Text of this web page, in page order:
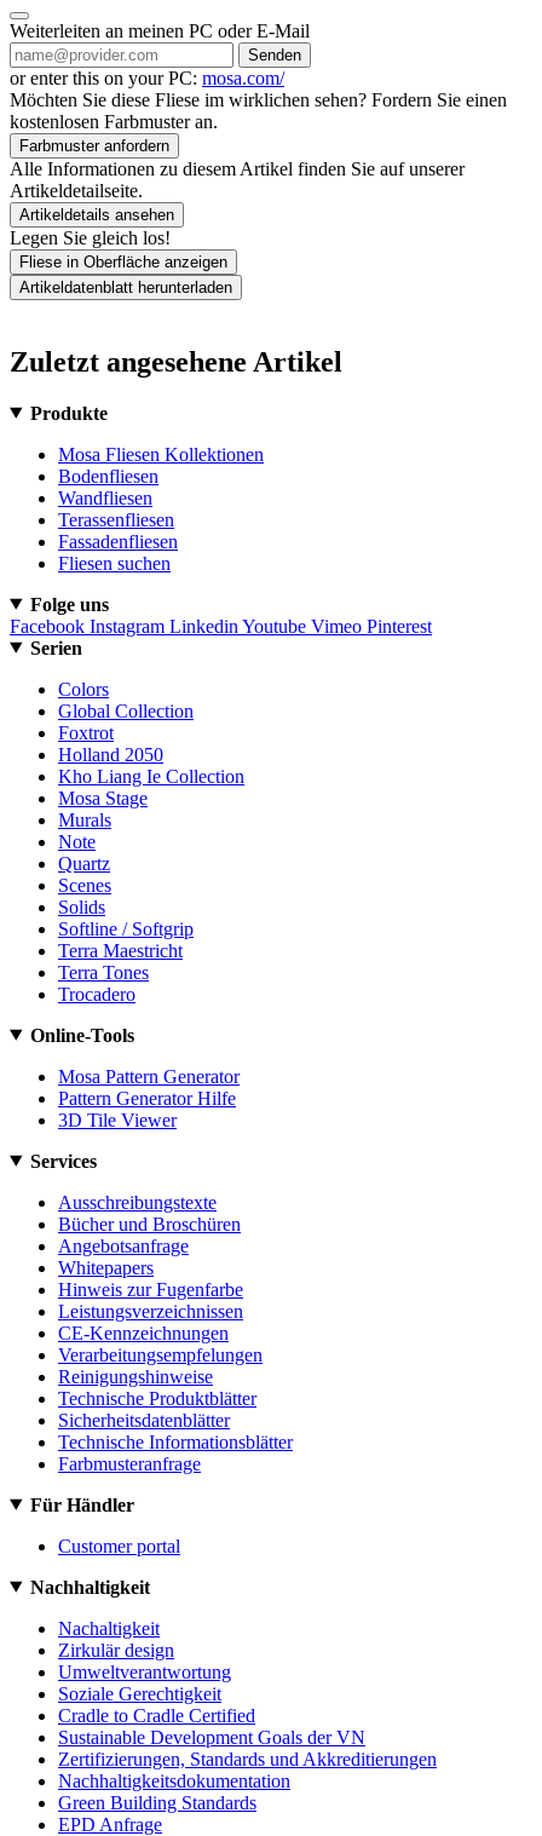
Weiterleiten an meinen PC oder E-Mail
Senden
or enter this on your PC: mosa.com/
Möchten Sie diese Fliese im wirklichen sehen? Fordern Sie einen
kostenlosen Farbmuster an.
Farbmuster anfordern
Alle Informationen zu diesem Artikel finden Sie auf unserer
Artikeldetailseite.
Artikeldetails ansehen
Legen Sie gleich los!
Fliese in Oberfläche anzeigen
Artikeldatenblatt herunterladen
Zuletzt angesehene Artikel
Produkte
Mosa Fliesen Kollektionen
Bodenfliesen
Wandfliesen
Terassenfliesen
Fassadenfliesen
Fliesen suchen
Folge uns
Facebook Instagram Linkedin Youtube Vimeo Pinterest
Serien
Colors
Global Collection
Foxtrot
Holland 2050
Kho Liang Ie Collection
Mosa Stage
Murals
Note
Quartz
Scenes
Solids
Softline / Softgrip
Terra Maestricht
Terra Tones
Trocadero
Online-Tools
Mosa Pattern Generator
Pattern Generator Hilfe
3D Tile Viewer
Services
Ausschreibungstexte
Bücher und Broschüren
Angebotsanfrage
Whitepapers
Hinweis zur Fugenfarbe
Leistungsverzeichnissen
CE-Kennzeichnungen
Verarbeitungsempfelungen
Reinigungshinweise
Technische Produktblätter
Sicherheitsdatenblätter
Technische Informationsblätter
Farbmusteranfrage
Für Händler
Customer portal
Nachhaltigkeit
Nachaltigkeit
Zirkulär design
Umweltverantwortung
Soziale Gerechtigkeit
Cradle to Cradle Certified
Sustainable Development Goals der VN
Zertifizierungen, Standards und Akkreditierungen
Nachhaltigkeitsdokumentation
Green Building Standards
EPD Anfrage